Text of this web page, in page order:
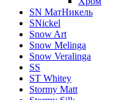
SN МатНикель
SNickel
Snow Art
Snow Melinga
Snow Veralinga
SS
ST Whitey
Stormy Matt